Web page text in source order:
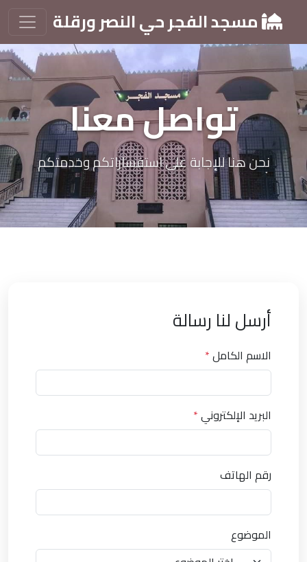
مسجد الفجر حي النصر ورقلة
تواصل معنا
نحن هنا للإجابة على استفساراتكم وخدمتكم
أرسل لنا رسالة
الاسم الكامل*
البريد الإلكتروني*
رقم الهاتف
الموضوع